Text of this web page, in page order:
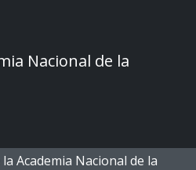
Nacional de la
Academia Nacional de la